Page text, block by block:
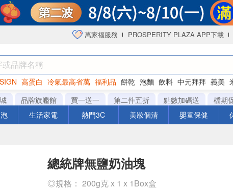
萬家福服務 PROSPERITY PLAZA APP下載
高蛋白 冷氣最高省萬 福利品 餅乾 泡麵 飲料 中元拜拜 義美
海苔
品牌旗艦館 買一送一 第二件五折 點數加碼送
檔期
生活家電 熱門3C 美妝個清 嬰童保健
總統牌無鹽奶油塊
◎規格： 200g克 x 1 x 1Box盒